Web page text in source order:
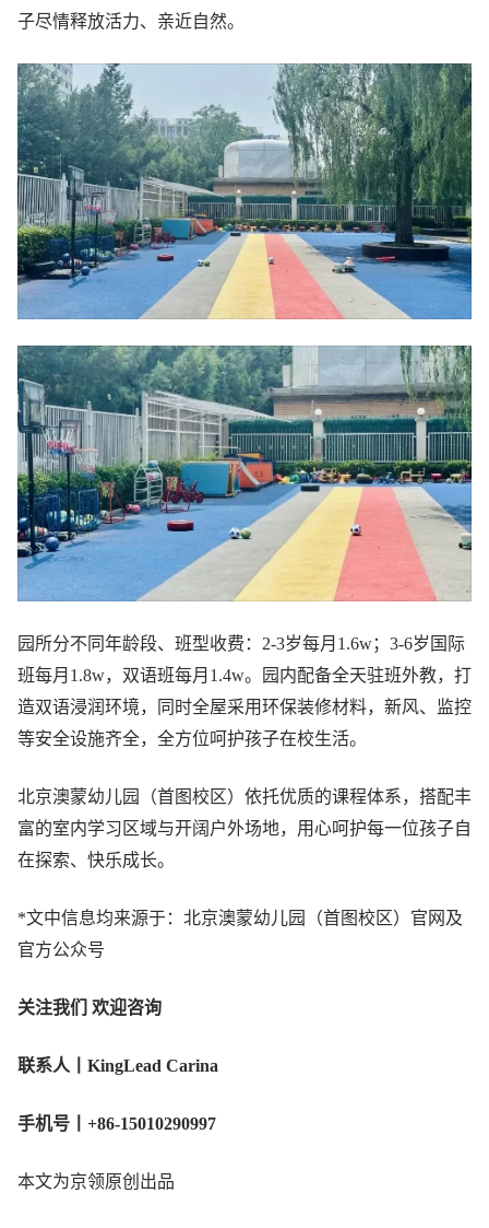
子尽情释放活力、亲近自然。
园所分不同年龄段、班型收费：2-3岁每月1.6w；3-6岁国际
班每月1.8w，双语班每月1.4w。园内配备全天驻班外教，打
造双语浸润环境，同时全屋采用环保装修材料，新风、监控
等安全设施齐全，全方位呵护孩子在校生活。
北京澳蒙幼儿园（首图校区）依托优质的课程体系，搭配丰
富的室内学习区域与开阔户外场地，用心呵护每一位孩子自
在探索、快乐成长。
*文中信息均来源于：北京澳蒙幼儿园（首图校区）官网及
官方公众号
关注我们 欢迎咨询
联系人 KingLead Carina
手机号 +86-15010290997
本文为京领原创出品